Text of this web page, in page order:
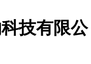
技有限公